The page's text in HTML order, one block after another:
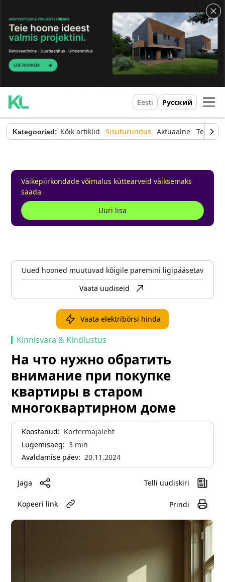
Eesti Русский
Kategooriad: Kõik artiklid Sisuturundus Aktuaalne
Väikepiirkondade võimalus küttearveid väiksemaks
saada
Uuri lisa
Uued hooned muutuvad kõigile paremini ligipääsetavaks
Vaata uudiseid
Vaata elektribörsi hinda
Kinnisvara & Kindlustus
На что нужно обратить
внимание при покупке
квартиры в старом
многоквартирном доме
Koostanud: Kortermajaleht
Lugemisaeg: 3 min
Avaldamise päev: 20.11.2024
Jaga Telli uudiskiri
Prindi
Kopeeri link